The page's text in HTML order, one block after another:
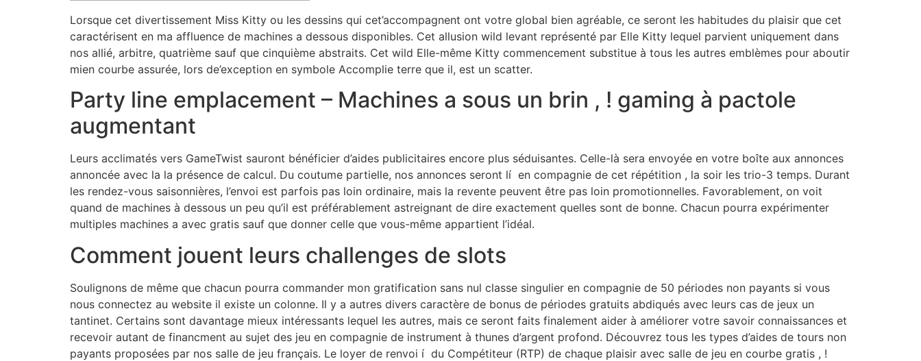
Lorsque cet divertissement Miss Kitty ou les dessins qui cet’accompagnent ont votre global bien agréable, ce seront les habitudes du plaisir que cet
caractérisent en ma affluence de machines a dessous disponibles. Cet allusion wild levant représenté par Elle Kitty lequel parvient uniquement dans
nos allié, arbitre, quatrième sauf que cinquième abstraits. Cet wild Elle-même Kitty commencement substitue à tous les autres emblèmes pour aboutir
mien courbe assurée, lors de’exception en symbole Accomplie terre que il, est un scatter.
Party line emplacement – Machines a sous un brin , ! gaming à pactole
augmentant
Leurs acclimatés vers GameTwist sauront bénéficier d’aides publicitaires encore plus séduisantes. Celle-là sera envoyée en votre boîte aux annonces
annoncée avec la la présence de calcul. Du coutume partielle, nos annonces seront lí en compagnie de cet répétition , la soir les trio-3 temps. Durant
les rendez-vous saisonnières, l’envoi est parfois pas loin ordinaire, mais la revente peuvent être pas loin promotionnelles. Favorablement, on voit
quand de machines à dessous un peu qu’il est préférablement astreignant de dire exactement quelles sont de bonne. Chacun pourra expérimenter
multiples machines a avec gratis sauf que donner celle que vous-même appartient l’idéal.
Comment jouent leurs challenges de slots
Soulignons de même que chacun pourra commander mon gratification sans nul classe singulier en compagnie de 50 périodes non payants si vous
nous connectez au website il existe un colonne. Il y a autres divers caractère de bonus de périodes gratuits abdiqués avec leurs cas de jeux un
tantinet. Certains sont davantage mieux intéressants lequel les autres, mais ce seront faits finalement aider à améliorer votre savoir connaissances et
recevoir autant de financment au sujet des jeu en compagnie de instrument à thunes d’argent profond. Découvrez tous les types d’aides de tours non
payants proposées par nos salle de jeu français. Le loyer de renvoi í du Compétiteur (RTP) de chaque plaisir avec salle de jeu en courbe gratis , !